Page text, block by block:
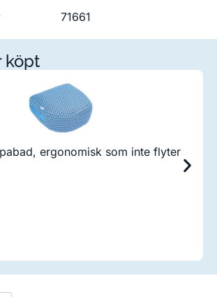
71661
köpt
ergonomisk som inte flyter